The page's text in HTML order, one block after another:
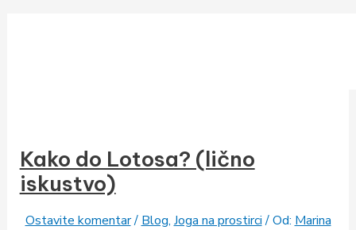
Kako do Lotosa? (lično
iskustvo)
Ostavite komentar/ Blog, Joga na prostirci/ Od: Marina